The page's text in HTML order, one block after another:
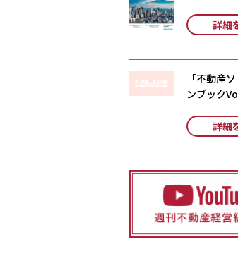
詳細
「不動産
ンブック
詳細